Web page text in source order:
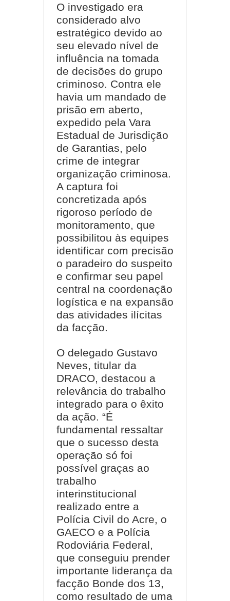
O investigado era
considerado alvo
estratégico devido ao
seu elevado nível de
influência na tomada
de decisões do grupo
criminoso. Contra ele
havia um mandado de
prisão em aberto,
expedido pela Vara
Estadual de Jurisdição
de Garantias, pelo
crime de integrar
organização criminosa.
A captura foi
concretizada após
rigoroso período de
monitoramento, que
possibilitou às equipes
identificar com precisão
o paradeiro do suspeito
e confirmar seu papel
central na coordenação
logística e na expansão
das atividades ilícitas
da facção.
O delegado Gustavo
Neves, titular da
DRACO, destacou a
relevância do trabalho
integrado para o êxito
da ação. “É
fundamental ressaltar
que o sucesso desta
operação só foi
possível graças ao
trabalho
interinstitucional
realizado entre a
Polícia Civil do Acre, o
GAECO e a Polícia
Rodoviária Federal,
que conseguiu prender
importante liderança da
facção Bonde dos 13,
como resultado de uma